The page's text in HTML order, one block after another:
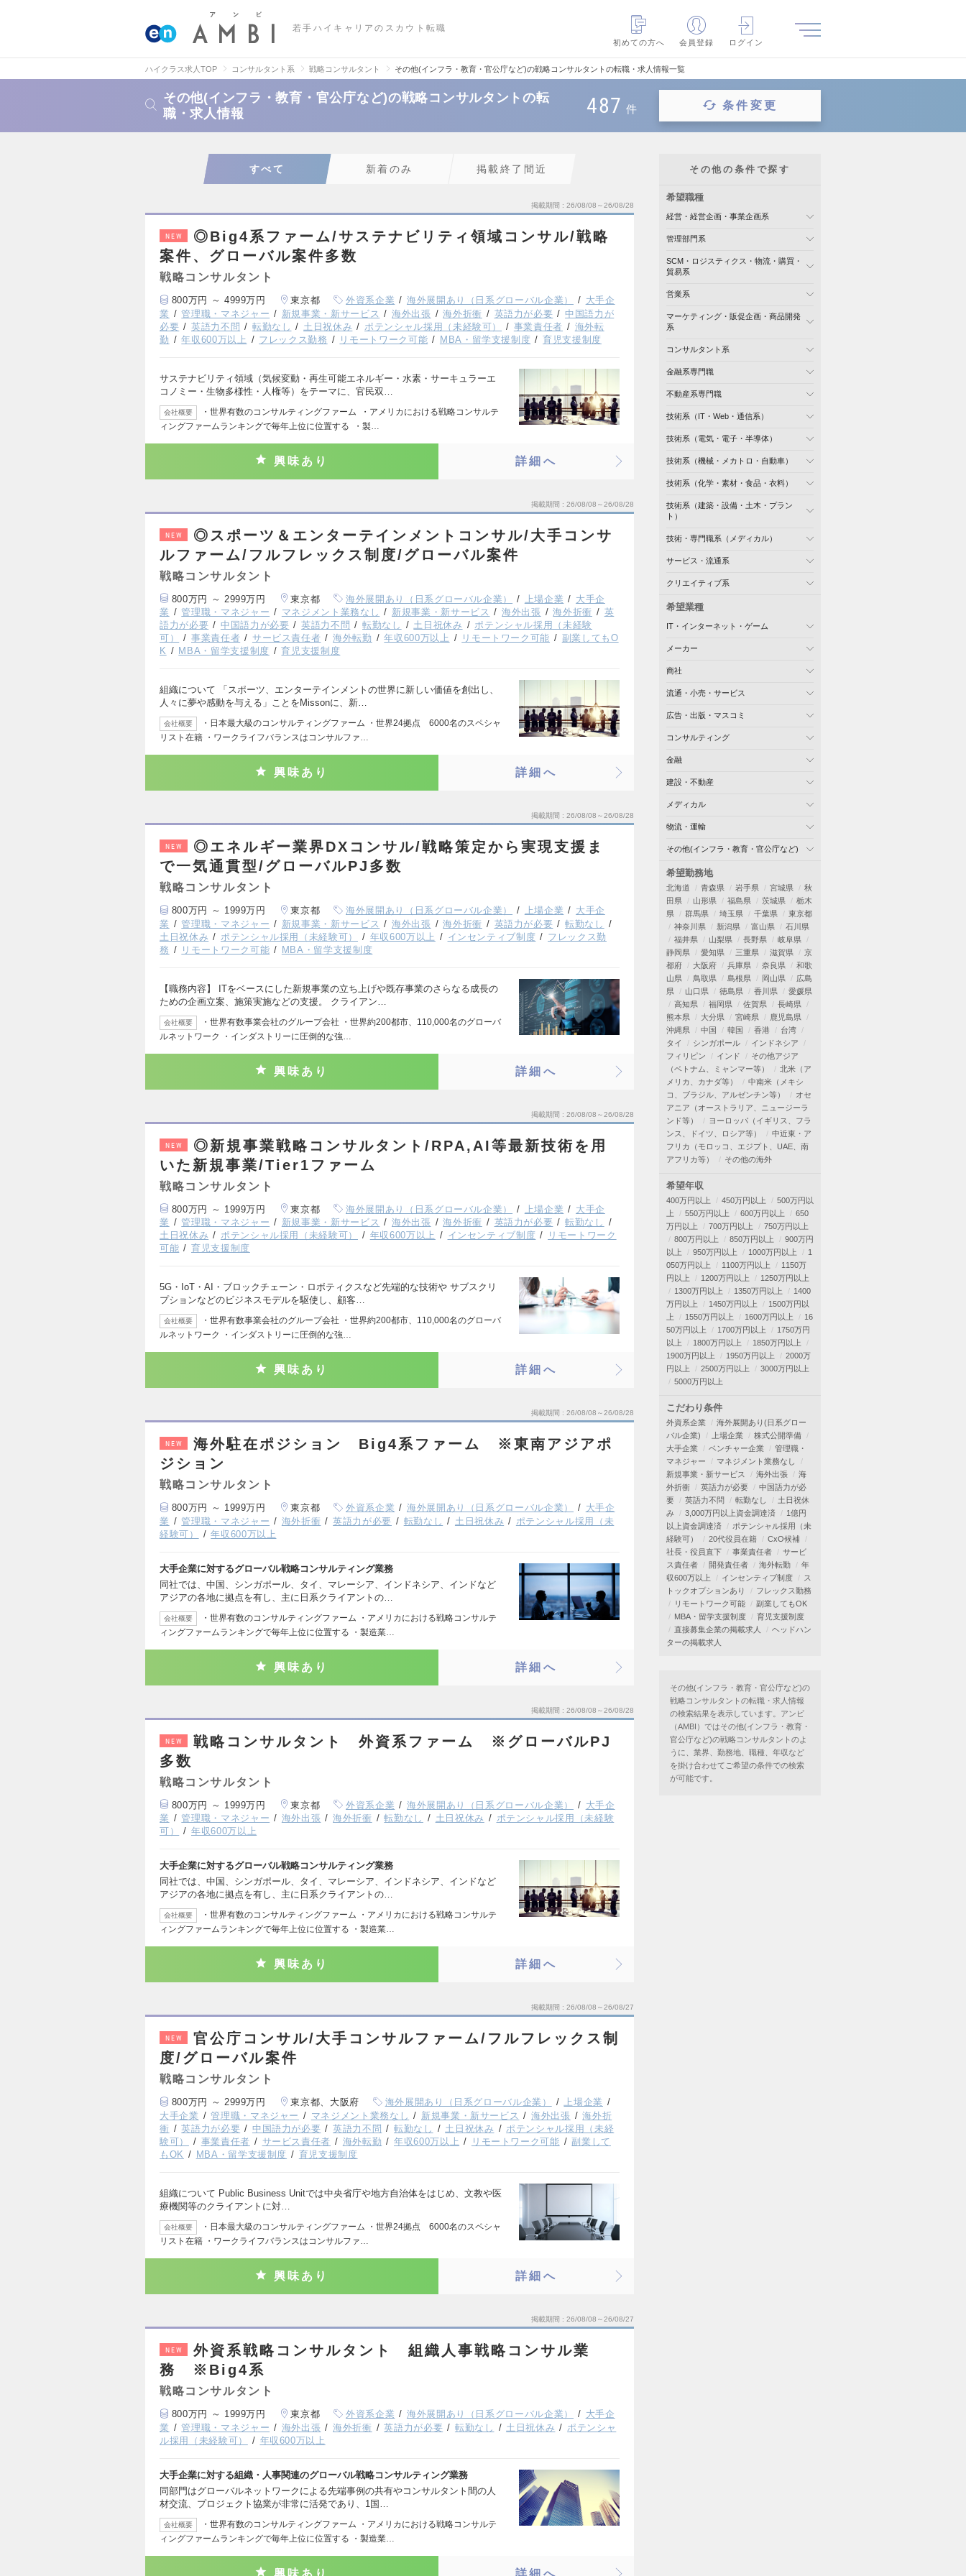
若手ハイキャリアのスカウト転職
初めての方へ
会員登録 ログイン
ハイクラス求人TOP コンサルタント系 戦略コンサルタント その他(インフラ・教育・官公庁など)の戦略コンサルタントの転職・求人情報一覧
その他(インフラ・教育・官公庁など)の戦略コンサルタントの転
職・求人情報
487 件 条件変更
すべて 新着のみ 掲載終了間近
掲載期間 26/08/08～26/08/28
NEW
◎Big4系ファーム/サステナビリティ領域コンサル/戦略
案件、グローバル案件多数
戦略コンサルタント
800万円 ～ 4999万円 東京都 外資系企業 海外展開あり（日系グローバル企業）
大手企
業
管理職・マネジャー 新規事業・新サービス 海外出張 海外折衝 英語力が必要
中国語力が
必要
英語力不問 転勤なし 土日祝休み ポテンシャル採用（未経験可） 事業責任者
海外転
勤
年収600万以上 フレックス勤務 リモートワーク可能 MBA・留学支援制度 育児支援制度
サステナビリティ領域（気候変動・再生可能エネルギー・水素・サーキュラーエ
コノミー・生物多様性・人権等）をテーマに、官民双…
会社概要
・世界有数のコンサルティングファーム ・アメリカにおける戦略コンサルテ
ィングファームランキングで毎年上位に位置する ・製…
興味あり 詳細へ
掲載期間 26/08/08～26/08/28
NEW
◎スポーツ＆エンターテインメントコンサル/大手コンサ
ルファーム/フルフレックス制度/グローバル案件
戦略コンサルタント
800万円 ～ 2999万円 東京都 海外展開あり（日系グローバル企業） 上場企業
大手企
業
管理職・マネジャー マネジメント業務なし 新規事業・新サービス 海外出張 海外折衝
英
語力が必要
中国語力が必要 英語力不問 転勤なし 土日祝休み
ポテンシャル採用（未経験
可）
事業責任者 サービス責任者 海外転勤 年収600万以上 リモートワーク可能
副業してもO
K
MBA・留学支援制度 育児支援制度
組織について 「スポーツ、エンターテインメントの世界に新しい価値を創出し、
人々に夢や感動を与える」ことをMissonに、新…
会社概要
・日本最大級のコンサルティングファーム ・世界24拠点 6000名のスペシャ
リスト在籍 ・ワークライフバランスはコンサルファ…
興味あり 詳細へ
掲載期間 26/08/08～26/08/28
NEW
◎エネルギー業界DXコンサル/戦略策定から実現支援ま
で一気通貫型/グローバルPJ多数
戦略コンサルタント
800万円 ～ 1999万円 東京都 海外展開あり（日系グローバル企業） 上場企業
大手企
業
管理職・マネジャー 新規事業・新サービス 海外出張 海外折衝 英語力が必要
転勤なし
土日祝休み
ポテンシャル採用（未経験可） 年収600万以上 インセンティブ制度
フレックス勤
務
リモートワーク可能 MBA・留学支援制度
【職務内容】 ITをベースにした新規事業の立ち上げや既存事業のさらなる成長の
ための企画立案、施策実施などの支援。 クライアン…
会社概要
・世界有数事業会社のグループ会社 ・世界約200都市、110,000名のグローバ
ルネットワーク ・インダストリーに圧倒的な強…
興味あり 詳細へ
掲載期間 26/08/08～26/08/28
NEW
◎新規事業戦略コンサルタント/RPA,AI等最新技術を用
いた新規事業/Tier1ファーム
戦略コンサルタント
800万円 ～ 1999万円 東京都 海外展開あり（日系グローバル企業） 上場企業
大手企
業
管理職・マネジャー 新規事業・新サービス 海外出張 海外折衝 英語力が必要
転勤なし
土日祝休み
ポテンシャル採用（未経験可） 年収600万以上 インセンティブ制度
リモートワーク
可能
育児支援制度
5G・IoT・AI・ブロックチェーン・ロボティクスなど先端的な技術や サブスクリ
プションなどのビジネスモデルを駆使し、顧客…
会社概要
・世界有数事業会社のグループ会社 ・世界約200都市、110,000名のグローバ
ルネットワーク ・インダストリーに圧倒的な強…
興味あり 詳細へ
掲載期間 26/08/08～26/08/28
NEW
海外駐在ポジション Big4系ファーム ※東南アジアポ
ジション
戦略コンサルタント
800万円 ～ 1999万円 東京都 外資系企業 海外展開あり（日系グローバル企業）
大手企
業
管理職・マネジャー 海外折衝 英語力が必要 転勤なし 土日祝休み
ポテンシャル採用（未
経験可）
年収600万以上
大手企業に対するグローバル戦略コンサルティング業務
同社では、中国、シンガポール、タイ、マレーシア、インドネシア、インドなど
アジアの各地に拠点を有し、主に日系クライアントの…
会社概要
・世界有数のコンサルティングファーム ・アメリカにおける戦略コンサルテ
ィングファームランキングで毎年上位に位置する ・製造業…
興味あり 詳細へ
掲載期間 26/08/08～26/08/28
NEW
戦略コンサルタント 外資系ファーム ※グローバルPJ
多数
戦略コンサルタント
800万円 ～ 1999万円 東京都 外資系企業 海外展開あり（日系グローバル企業）
大手企
業
管理職・マネジャー 海外出張 海外折衝 転勤なし 土日祝休み
ポテンシャル採用（未経験
可）
年収600万以上
大手企業に対するグローバル戦略コンサルティング業務
同社では、中国、シンガポール、タイ、マレーシア、インドネシア、インドなど
アジアの各地に拠点を有し、主に日系クライアントの…
会社概要
・世界有数のコンサルティングファーム ・アメリカにおける戦略コンサルテ
ィングファームランキングで毎年上位に位置する ・製造業…
興味あり 詳細へ
掲載期間 26/08/08～26/08/27
NEW
官公庁コンサル/大手コンサルファーム/フルフレックス制
度/グローバル案件
戦略コンサルタント
800万円 ～ 2999万円 東京都、大阪府 海外展開あり（日系グローバル企業）
上場企業
大手企業
管理職・マネジャー マネジメント業務なし 新規事業・新サービス 海外出張
海外折
衝
英語力が必要 中国語力が必要 英語力不問 転勤なし 土日祝休み
ポテンシャル採用（未経
験可）
事業責任者 サービス責任者 海外転勤 年収600万以上 リモートワーク可能
副業して
もOK
MBA・留学支援制度 育児支援制度
組織について Public Business Unitでは中央省庁や地方自治体をはじめ、文教や医
療機関等のクライアントに対…
会社概要
・日本最大級のコンサルティングファーム ・世界24拠点 6000名のスペシャ
リスト在籍 ・ワークライフバランスはコンサルファ…
興味あり 詳細へ
掲載期間 26/08/08～26/08/27
NEW
外資系戦略コンサルタント 組織人事戦略コンサル業
務 ※Big4系
戦略コンサルタント
800万円 ～ 1999万円 東京都 外資系企業 海外展開あり（日系グローバル企業）
大手企
業
管理職・マネジャー 海外出張 海外折衝 英語力が必要 転勤なし 土日祝休み
ポテンシャ
ル採用（未経験可）
年収600万以上
大手企業に対する組織・人事関連のグローバル戦略コンサルティング業務
同部門はグローバルネットワークによる先端事例の共有やコンサルタント間の人
材交流、プロジェクト協業が非常に活発であり、1国…
会社概要
・世界有数のコンサルティングファーム ・アメリカにおける戦略コンサルテ
ィングファームランキングで毎年上位に位置する ・製造業…
興味あり 詳細へ
その他の条件で探す
希望職種
経営・経営企画・事業企画系
管理部門系
SCM・ロジスティクス・物流・購買・
貿易系
営業系
マーケティング・販促企画・商品開発
系
コンサルタント系
金融系専門職
不動産系専門職
技術系（IT・Web・通信系）
技術系（電気・電子・半導体）
技術系（機械・メカトロ・自動車）
技術系（化学・素材・食品・衣料）
技術系（建築・設備・土木・プラン
ト）
技術・専門職系（メディカル）
サービス・流通系
クリエイティブ系
希望業種
IT・インターネット・ゲーム
メーカー
商社
流通・小売・サービス
広告・出版・マスコミ
コンサルティング
金融
建設・不動産
メディカル
物流・運輸
その他(インフラ・教育・官公庁など)
希望勤務地
北海道 青森県 岩手県 宮城県
秋
田県
山形県 福島県 茨城県
栃木
県
群馬県 埼玉県 千葉県
東京都
神奈川県
新潟県 富山県
石川県
福井県
山梨県 長野県
岐阜県
静岡県
愛知県 三重県 滋賀県
京
都府
大阪府 兵庫県 奈良県
和歌
山県
鳥取県 島根県 岡山県
広島
県
山口県 徳島県 香川県
愛媛県
高知県
福岡県 佐賀県
長崎県
熊本県
大分県 宮崎県
鹿児島県
沖縄県
中国 韓国 香港
台湾
タイ
シンガポール
インドネシア
フィリピン
インド
その他アジア
（ベトナム、ミャンマー等）
北米（ア
メリカ、カナダ等）
中南米（メキシ
コ、ブラジル、アルゼンチン等）
オセ
アニア（オーストラリア、ニュージーラ
ンド等）
ヨーロッパ（イギリス、フラ
ンス、ドイツ、ロシア等）
中近東・ア
フリカ（モロッコ、エジプト、UAE、南
アフリカ等）
その他の海外
希望年収
400万円以上 450万円以上
500万円以
上
550万円以上 600万円以上
650
万円以上
700万円以上
750万円以上
800万円以上
850万円以上
900万円
以上
950万円以上 1000万円以上
1
050万円以上
1100万円以上
1150万
円以上
1200万円以上
1250万円以上
1300万円以上
1350万円以上
1400
万円以上
1450万円以上
1500万円以
上
1550万円以上 1600万円以上
16
50万円以上
1700万円以上
1750万円
以上
1800万円以上
1850万円以上
1900万円以上
1950万円以上
2000万
円以上
2500万円以上
3000万円以上
5000万円以上
こだわり条件
外資系企業
海外展開あり(日系グロー
バル企業)
上場企業
株式公開準備
大手企業
ベンチャー企業
管理職・
マネジャー
マネジメント業務なし
新規事業・新サービス
海外出張
海
外折衝
英語力が必要
中国語力が必
要
英語力不問 転勤なし
土日祝休
み
3,000万円以上資金調達済
1億円
以上資金調達済
ポテンシャル採用（未
経験可）
20代役員在籍
CxO候補
社長・役員直下
事業責任者
サービ
ス責任者
開発責任者 海外転勤
年
収600万以上
インセンティブ制度
ス
トックオプションあり
フレックス勤務
リモートワーク可能
副業してもOK
MBA・留学支援制度
育児支援制度
直接募集企業の掲載求人
ヘッドハン
ターの掲載求人
その他(インフラ・教育・官公庁など)の
戦略コンサルタントの転職・求人情報
の検索結果を表示しています。アンビ
（AMBI）ではその他(インフラ・教育・
官公庁など)の戦略コンサルタントのよ
うに、業界、勤務地、職種、年収など
を掛け合わせてご希望の条件での検索
が可能です。